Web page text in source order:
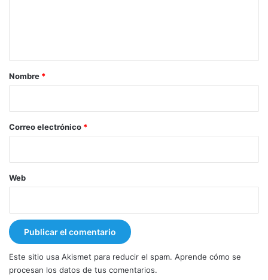
r
*
Nombre *
Correo electrónico *
Web
Este sitio usa Akismet para reducir el spam. Aprende cómo se
procesan los datos de tus comentarios.